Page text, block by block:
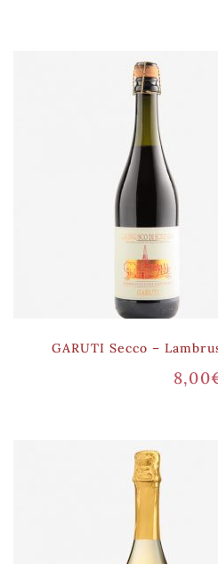
GARUTI Secco –
8,00